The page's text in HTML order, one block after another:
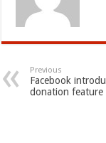
Previous
Facebook
donation feature